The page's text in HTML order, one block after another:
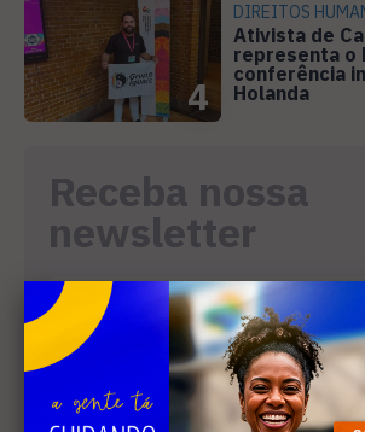
4
DIREITOS
Ativista de
representa o
conferência
Holanda
Receba nossa
newsletter